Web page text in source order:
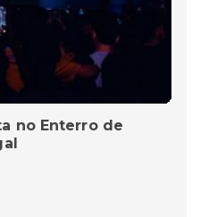
no Enterro de